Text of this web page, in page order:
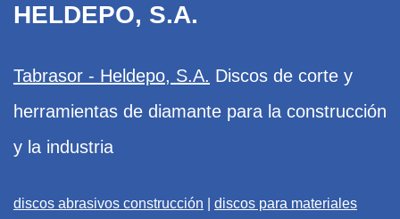
HELDEPO, S.A.
Tabrasor - Heldepo, S.A. Discos de corte y
herramientas de diamante para la construcción
y la industria
discos abrasivos construcción
discos para materiales